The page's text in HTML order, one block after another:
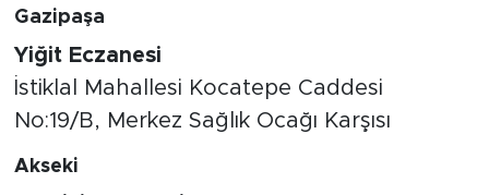
Gazipaşa
Yiğit Eczanesi
İstiklal Mahallesi Kocatepe Caddesi
No:19/B, Merkez Sağlık Ocağı Karşısı
Akseki